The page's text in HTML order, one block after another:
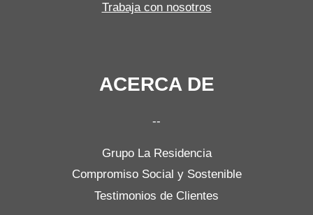
Trabaja con nosotros
ACERCA DE
--
Grupo La Residencia
Compromiso Social y Sostenible
Testimonios de Clientes